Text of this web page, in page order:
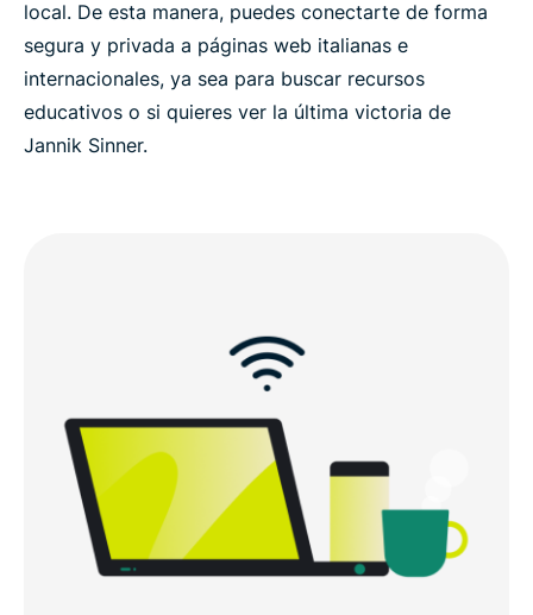
local. De esta manera, puedes conectarte de forma
segura y privada a páginas web italianas e
internacionales, ya sea para buscar recursos
educativos o si quieres ver la última victoria de
Jannik Sinner.